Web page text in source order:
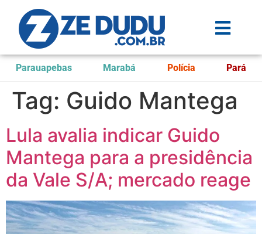
Parauapebas Marabá Polícia Pará
Tag: Guido Mantega
Lula avalia indicar Guido
Mantega para a presidência
da Vale S/A; mercado reage